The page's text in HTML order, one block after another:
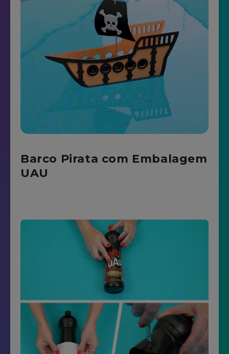
Barco Pirata com Embalagem
UAU